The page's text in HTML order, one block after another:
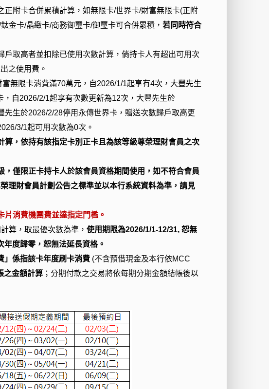
附卡合併累積計算，如無限卡/世界卡/財富無限卡(正附
金卡/晶緻卡/商務御璽卡/御璽卡可合併累積，若同時符合
取高者並扣除已使用次數計算，倘持卡人有超出可用次
之使用費。
無限卡消費滿70萬元，自2026/1/1起享有4次，大豐先生
自2026/2/1起享有次數更新為12次，大豐先生於
生於2026/2/28停用永傳世界卡，贈送次數歸戶取高更
3/1起可用次數為0次。
，依持有該指定卡別正卡且為該等級尊榮理財會員之次
僅限正卡持卡人於該會員資格期間使用，如不符合會員
理財會員計劃公告之標準並以本行系統資料為準，請見
消費機團費並達指定門檻。
算，取最優次數為準，使用期限為2026/1/1-12/31,恕無
度歸零，恕無法延長資格。
」係指該卡年度刷卡消費 (不含預借現金及本行依MCC
之金額計算 ；分期付款之交易將依每期分期金額結帳後以